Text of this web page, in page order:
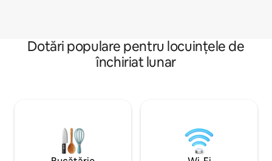
Dotări populare pentru locuințele de
închiriat lunar